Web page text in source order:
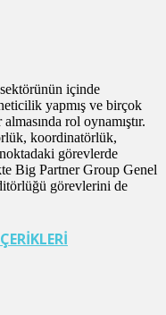
içinde
yapmış ve birçok
rol oynamıştır.
koordinatörlük,
görevlerde
Big Partner Group Genel
görevlerini de